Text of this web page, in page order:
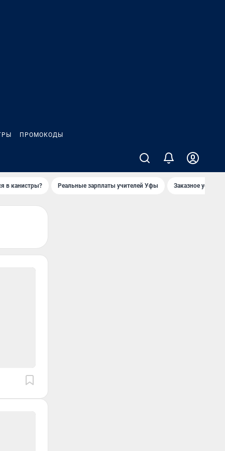
ПРОМОКОДЫ
в канистры? Реальные зарплаты учителей Уфы Заказное